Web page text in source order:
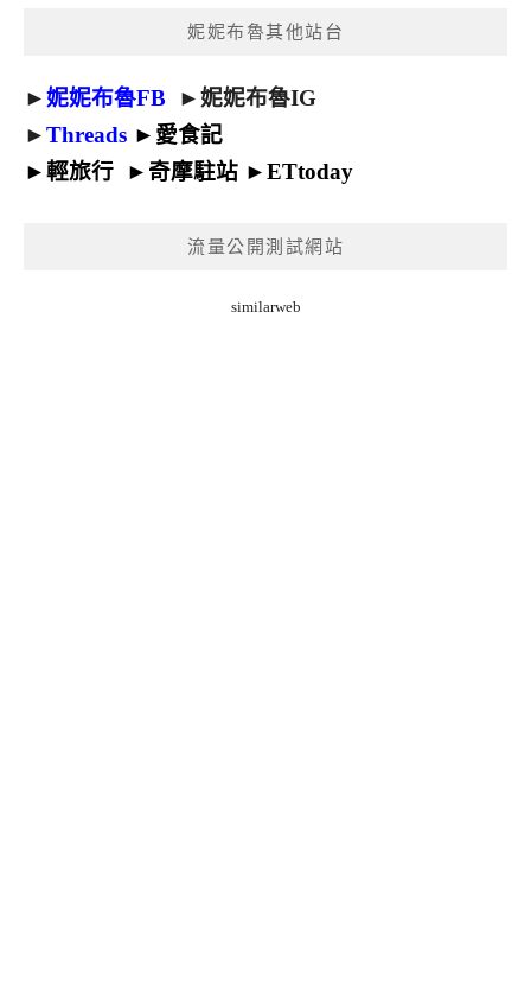
妮妮布魯其他站台
►妮妮布魯FB ►妮妮布魯IG
►Threads ► 愛食記
►輕旅行 ► 奇摩駐站 ►ETtoday
流量公開測試網站
similarweb